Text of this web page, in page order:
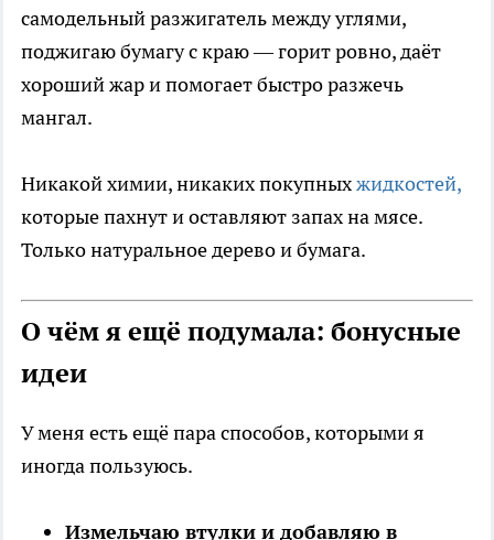
самодельный разжигатель между углями,
поджигаю бумагу с краю — горит ровно, даёт
хороший жар и помогает быстро разжечь
мангал.
Никакой химии, никаких покупныхжидкостей,
которые пахнут и оставляют запах на мясе.
Только натуральное дерево и бумага.
О чём я ещё подумала: бонусные
идеи
У меня есть ещё пара способов, которыми я
иногда пользуюсь.
Измельчаю втулки и добавляю в